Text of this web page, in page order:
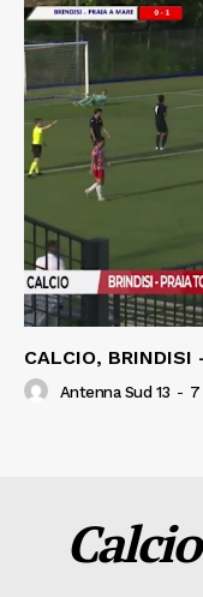
CALCIO, BRINDISI
Antenna Sud 13 - 7